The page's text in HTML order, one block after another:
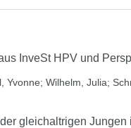
InveSt HPV und
Yvonne; Wilhelm, Julia;
gleichaltrigen Jungen